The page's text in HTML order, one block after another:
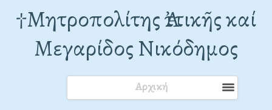
†Mητροπολίτης Ἀττικῆς καί
Μεγαρίδος Νικόδημος
Αρχική